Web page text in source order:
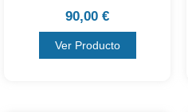
90,00 €
Ver Producto